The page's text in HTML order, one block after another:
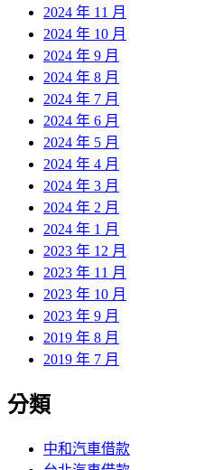
2024 年 11 月
2024 年 10 月
2024 年 9 月
2024 年 8 月
2024 年 7 月
2024 年 6 月
2024 年 5 月
2024 年 4 月
2024 年 3 月
2024 年 2 月
2024 年 1 月
2023 年 12 月
2023 年 11 月
2023 年 10 月
2023 年 9 月
2019 年 8 月
2019 年 7 月
分類
中和汽車借款